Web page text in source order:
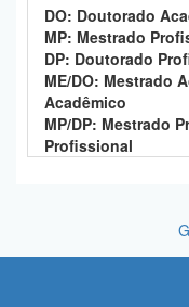
DO: Doutorado
MP: Mestrado
DP: Doutorado
ME/DO: Mestrado
Acadêmico
MP/DP: Mestrado
Profissional